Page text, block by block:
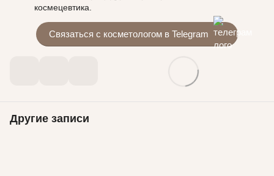
космецевтика.
Связаться с косметологом в Telegram
Другие записи